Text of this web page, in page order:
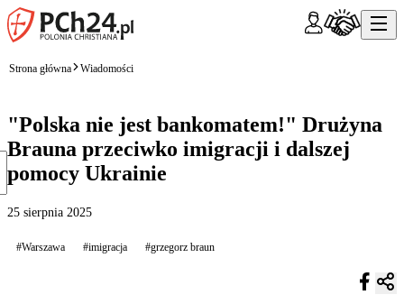
Strona główna Wiadomości
"Polska nie jest bankomatem!" Drużyna
Brauna przeciwko imigracji i dalszej
pomocy Ukrainie
25 sierpnia 2025
#Warszawa #imigracja #grzegorz braun